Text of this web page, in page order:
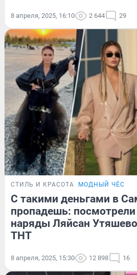
8 апреля, 2025, 16:10 2 644 29
СТИЛЬ И КРАСОТА МОДНЫЙ ЧЁС
С такими деньгами в
пропадешь:
наряды Ляйсан
ТНТ
8 апреля, 2025, 15:30 12 898 16